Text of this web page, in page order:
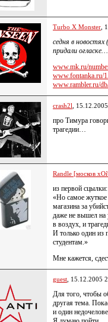
Turbo X Monster ,
седня в
придали огласке…
www.mk.ru/
www.fontanka.ru/
www.rambler.ru/
crash2l ,
про Тимура
трагедии…
Randle [москов
из первой сцылки:
«Но самое
магазина за
даже не вышел на
в воздух, и
И только один из
студентам.»
Мне кажется,
guest , 15.12.2005
Для того, чтобы
другая тема.
и один